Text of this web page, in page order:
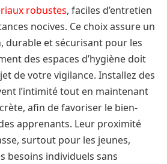
robustes, faciles d’entretien
nocives. Ce choix assure un
durable et sécurisant pour les
des espaces d’hygiène doit
de votre vigilance. Installez des
l’intimité tout en maintenant
afin de favoriser le bien-
apprenants. Leur proximité
surtout pour les jeunes,
besoins individuels sans